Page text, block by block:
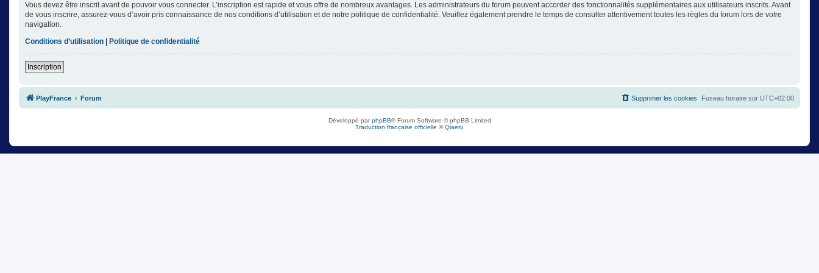
Vous devez être inscrit avant de pouvoir vous connecter. L’inscription est rapide et vous offre de nombreux avantages. Les administrateurs du forum peuvent accorder des fonctionnalités supplémentaires aux utilisateurs inscrits. Avant
de vous inscrire, assurez-vous d’avoir pris connaissance de nos conditions d’utilisation et de notre politique de confidentialité. Veuillez également prendre le temps de consulter attentivement toutes les règles du forum lors de votre
navigation.
Conditions d’utilisation | Politique de confidentialité
Inscription
PlayFrance Forum Fuseau horaire sur UTC+02:00
Supprimer les cookies
Développé parphpBB® Forum Software © phpBB Limited
Traduction française officielle ©Qiaeru